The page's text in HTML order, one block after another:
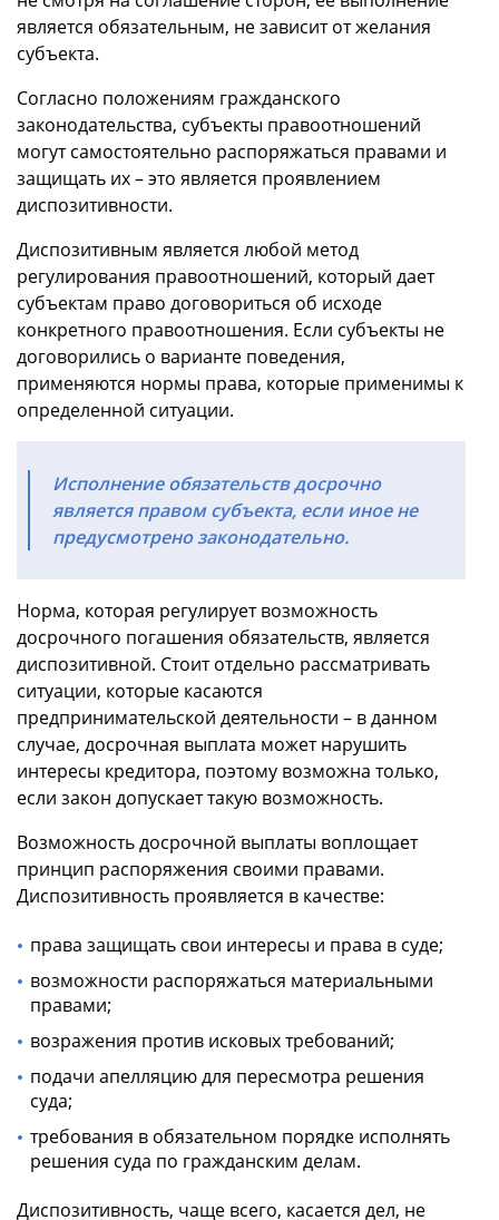
является обязательным, не зависит от желания
субъекта.
Согласно положениям гражданского
законодательства, субъекты правоотношений
могут самостоятельно распоряжаться правами и
защищать их – это является проявлением
диспозитивности.
Диспозитивным является любой метод
регулирования правоотношений, который дает
субъектам право договориться об исходе
конкретного правоотношения. Если субъекты не
договорились о варианте поведения,
применяются нормы права, которые применимы к
определенной ситуации.
Исполнение обязательств досрочно
является правом субъекта, если иное не
предусмотрено законодательно.
Норма, которая регулирует возможность
досрочного погашения обязательств, является
диспозитивной. Стоит отдельно рассматривать
ситуации, которые касаются
предпринимательской деятельности – в данном
случае, досрочная выплата может нарушить
интересы кредитора, поэтому возможна только,
если закон допускает такую возможность.
Возможность досрочной выплаты воплощает
принцип распоряжения своими правами.
Диспозитивность проявляется в качестве:
права защищать свои интересы и права в суде;
возможности распоряжаться материальными
правами;
возражения против исковых требований;
подачи апелляцию для пересмотра решения
суда;
требования в обязательном порядке исполнять
решения суда по гражданским делам.
Диспозитивность, чаще всего, касается дел, не